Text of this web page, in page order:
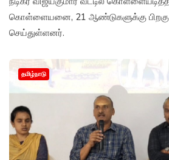
கொள்ளையனை, 21 ஆண்டுகளுக்கு பிறகு
செய்துள்ளனர்.
தமிழ்நாடு